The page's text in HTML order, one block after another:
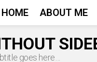
HOME ABOUT ME
goes here…